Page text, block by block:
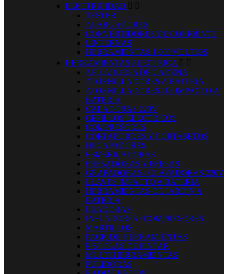
ELECTRICIDAD  
TESTER
ALARGADORES
CONVERTIDORES DE CORRIENTE
LINTERNAS
HERRAMIENTAS 1.000 VOLTIOS
HERRAMIENTAS ELECTRICA  
AFILADORES DE CADENA
ATORNILLADORES A BATERIA
ATORNILLADORES DE IMPACTO A
BATERIA
CALADORAS 220V
CEPILLOS ELECTRICOS
COMPRESORES
CORTABORDES Y CORTASETOS
DECAPADORES
ESMERILADORAS
FRESADORAS Y FRESAS
GRAPADORAS / CLAVADORAS 220V
LLAVES IMPACTO A BATERIA
HERRAMIENTAS DE JARDIN A
BATERIA
LIJADORAS
INFLADORES / COMPRESORES
MARTILLOS
PACK DE HERRAMIENTAS
PISTOLAS DE PINTAR
MULTI-HERRAMIENTAS
PULIDORAS